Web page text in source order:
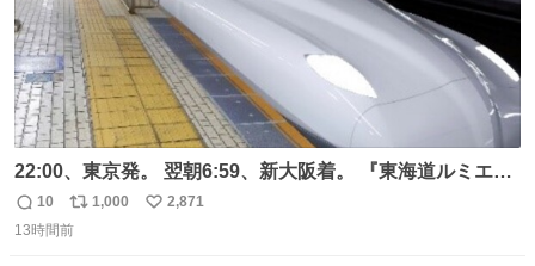
22:00、東京発。 翌朝6:59、新大阪着。 『東海道ルミエー
ルエクスプレス』が今夜、初運行！ 岐阜羽島駅で夜を越す
東海道新幹線。寝台列車じゃないのに、朝まで新幹線とい
返
信
10
リ
ポ
1,000
い
2,871
13時間前